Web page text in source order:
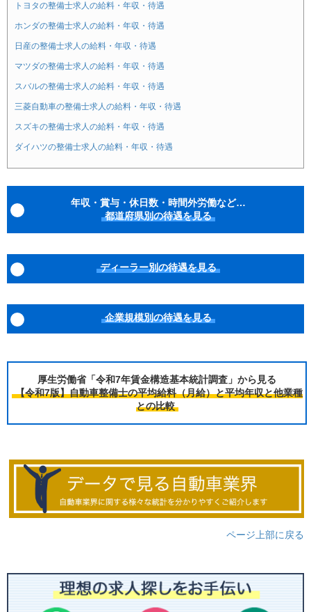
トヨタの整備士求人の給料・年収・待遇
ホンダの整備士求人の給料・年収・待遇
日産の整備士求人の給料・年収・待遇
マツダの整備士求人の給料・年収・待遇
スバルの整備士求人の給料・年収・待遇
三菱自動車の整備士求人の給料・年収・待遇
スズキの整備士求人の給料・年収・待遇
ダイハツの整備士求人の給料・年収・待遇
年収・賞与・休日数・時間外労働など…
都道府県別の待遇を見る
ディーラー別の待遇を見る
企業規模別の待遇を見る
厚生労働省「令和7年賃金構造基本統計調査」から見る
【令和7版】自動車整備士の平均給料（月給）と平均年収と他業種
との比較
ページ上部に戻る